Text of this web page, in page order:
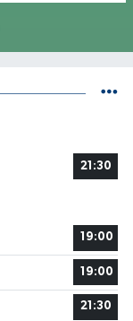
21:30
19:00
19:00
21:30